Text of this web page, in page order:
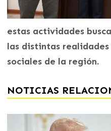
estas actividades
las distintas
sociales de la región.
NOTICIAS